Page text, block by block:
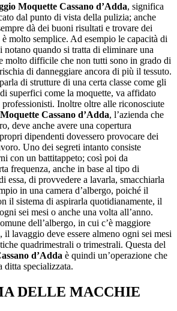
Moquette Cassano d’Adda, significa
dal punto di vista della pulizia; anche
dà dei buoni risultati e trovare dei
molto semplice. Ad esempio le capacità di
notano quando si tratta di eliminare una
molto difficile che non tutti sono in grado di
di danneggiare ancora di più il tessuto.
di strutture di una certa classe come gli
superfici come la moquette, va affidato
Inoltre oltre alle riconosciute
Cassano d’Adda, l’azienda che
deve anche avere una copertura
dipendenti dovessero provocare dei
Uno dei segreti intanto consiste
con un battitappeto; così poi da
frequenza, anche in base al tipo di
essa, di provvedere a lavarla, smacchiarla
in una camera d’albergo, poiché il
il sistema di aspirarla quotidianamente, il
sei mesi o anche una volta all’anno.
dell’albergo, in cui c’è maggiore
il lavaggio deve essere almeno ogni sei mesi
quadrimestrali o trimestrali. Questa del
d’Adda è quindi un’operazione che
ditta specializzata.
DELLE MACCHIE